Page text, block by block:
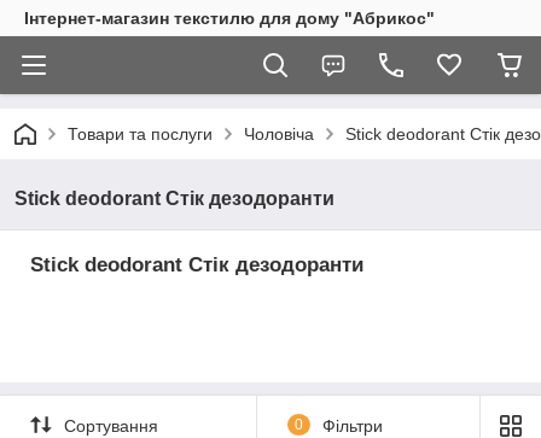
Інтернет-магазин текстилю для дому "Абрикос"
Товари та послуги Чоловіча Stick deodorant Стік
Stick deodorant Стік дезодоранти
Stick deodorant Стік дезодоранти
Сортування 0 Фільтри